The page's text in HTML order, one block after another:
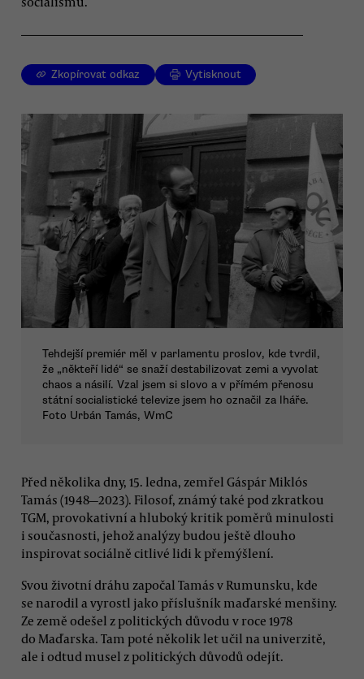
Zkopírovat odkaz Vytisknout
Tehdejší premiér měl v parlamentu proslov, kde tvrdil,
že „někteří lidé“ se snaží destabilizovat zemi a vyvolat
chaos a násilí. Vzal jsem si slovo a v přímém přenosu
státní socialistické televize jsem ho označil za lháře.
Foto Urbán Tamás, WmC
Před několika dny, 15. ledna, zemřel Gáspár Miklós
Tamás (1948—2023). Filosof, známý také pod zkratkou
TGM, provokativní a hluboký kritik poměrů minulosti
i současnosti, jehož analýzy budou ještě dlouho
inspirovat sociálně citlivé lidi k přemýšlení.
Svou životní dráhu započal Tamás v Rumunsku, kde
se narodil a vyrostl jako příslušník maďarské menšiny.
Ze země odešel z politických důvodu v roce 1978
do Maďarska. Tam poté několik let učil na univerzitě,
ale i odtud musel z politických důvodů odejít.